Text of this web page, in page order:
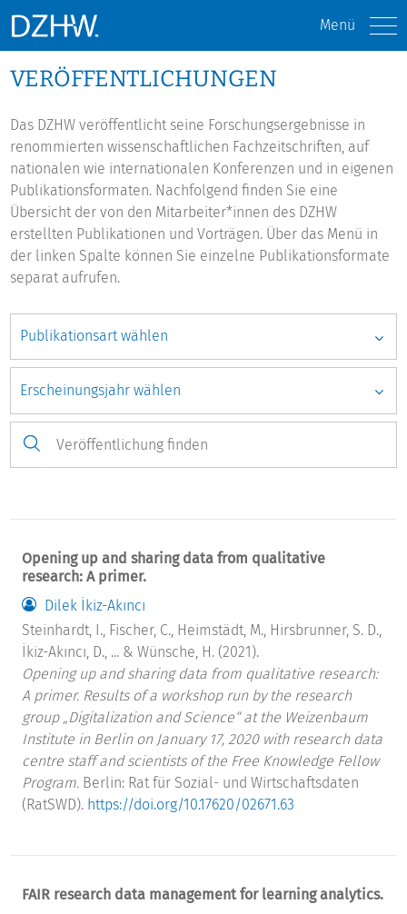
Menü
VERÖFFENTLICHUNGEN
Das DZHW veröffentlicht seine Forschungsergebnisse in
renommierten wissenschaftlichen Fachzeitschriften, auf
nationalen wie internationalen Konferenzen und in eigenen
Publikationsformaten. Nachfolgend finden Sie eine
Übersicht der von den Mitarbeiter*innen des DZHW
erstellten Publikationen und Vorträgen. Über das Menü in
der linken Spalte können Sie einzelne Publikationsformate
separat aufrufen.
Opening up and sharing data from qualitative
research: A primer.
Dilek İkiz-Akıncı
Steinhardt, I., Fischer, C., Heimstädt, M., Hirsbrunner, S. D.,
İkiz-Akıncı, D., ... & Wünsche, H. (2021).
Opening up and sharing data from qualitative research:
A primer. Results of a workshop run by the research
group „Digitalization and Science“ at the Weizenbaum
Institute in Berlin on January 17, 2020 with research data
centre staff and scientists of the Free Knowledge Fellow
Program. Berlin: Rat für Sozial- und Wirtschaftsdaten
(RatSWD). https://doi.org/10.17620/02671.63
FAIR research data management for learning analytics.